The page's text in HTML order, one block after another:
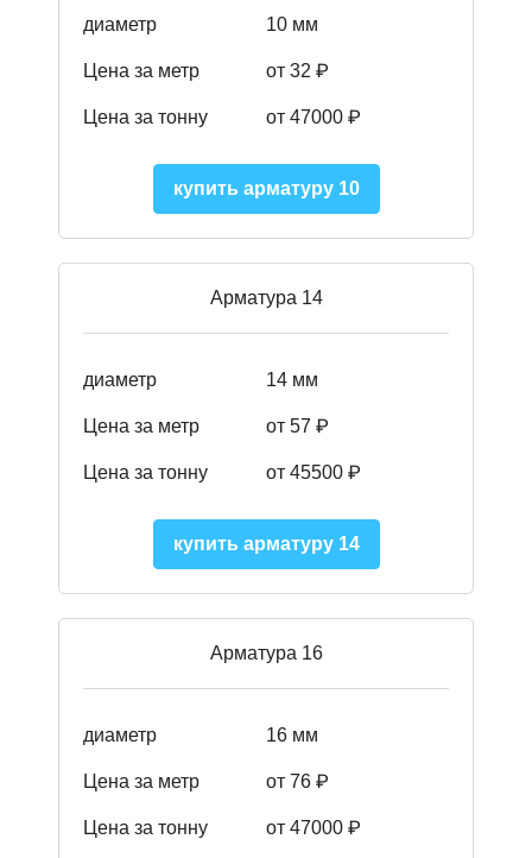
диаметр 10 мм
Цена за метр от 32 ₽
Цена за тонну от 47000 ₽
купить арматуру 10
Арматура 14
диаметр 14 мм
Цена за метр от 57 ₽
Цена за тонну от 45500 ₽
купить арматуру 14
Арматура 16
диаметр 16 мм
Цена за метр от 76 ₽
Цена за тонну от 47000 ₽